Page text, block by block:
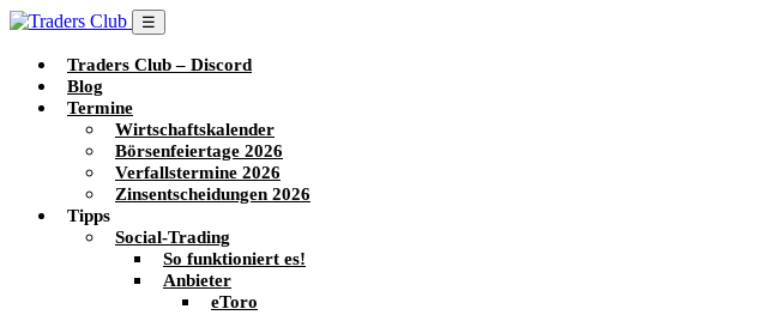
☰
Traders Club – Discord
Blog
Termine
Wirtschaftskalender
Börsenfeiertage 2026
Verfallstermine 2026
Zinsentscheidungen 2026
Tipps
Social-Trading
So funktioniert es!
Anbieter
eToro